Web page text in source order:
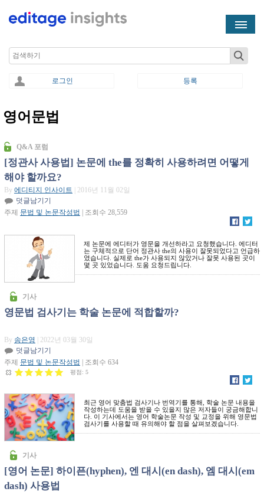
Search
로그인 등록
You are here
영어문법
Q&A 포럼
[정관사 사용법] 논문에 the를 정확히 사용하려면 어떻게
해야 할까요?
By 에디티지 인사이트
| 2016년 11월 02일
덧글남기기
주제 문법 및 논문작성법 | 조회수 28,559
제 논문에 에디터가 영문을 개선하라고 요청했습니다. 에디터
는 구체적으로 단어 정관사 the의 사용이 잘못되었다고 언급하
였습니다. 실제로 the가 사용되지 않았거나 잘못 사용된 곳이
몇 곳 있었습니다. 도움 요청드립니다.
기사
영문법 검사기는 학술 논문에 적합할까?
By 송은영
| 2022년 03월 30일
덧글남기기
주제 문법 및 논문작성법 | 조회수 634
평점: 5
최근 영어 맞춤법 검사기나 번역기를 통해, 학술 논문 내용을
작성하는데 도움을 받을 수 있을지 많은 저자들이 궁금해합니
다. 이 기사에서는 영어 학술논문 작성 및 교정을 위해 영문법
검사기를 사용할 때 유의해야 할 점을 살펴보겠습니다.
기사
[영어 논문] 하이픈(hyphen), 엔 대시(en dash), 엠 대시(em
dash) 사용법